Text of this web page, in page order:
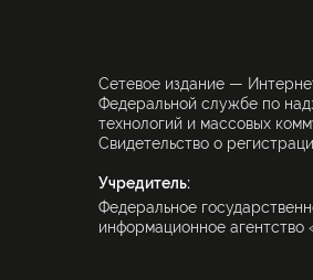
Сетевое издание —
Федеральной службе по
технологий и массовых
Свидетельство о
Учредитель:
Федеральное
информационное агентство